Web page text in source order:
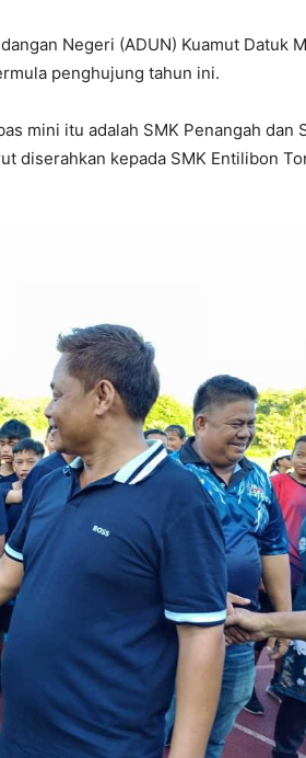
Negeri (ADUN) Kuamut Datuk
penghujung tahun ini.
mini itu adalah SMK Penangah dan
diserahkan kepada SMK Entilibon